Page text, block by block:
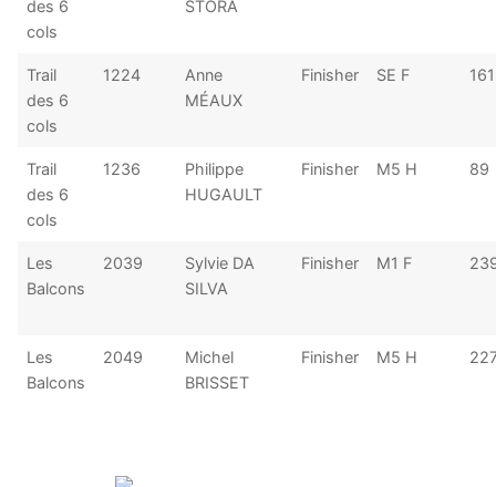
des 6
cols
STORA
Trail
des 6
cols
1224
Anne
MÉAUX
Finisher SE F 161
Trail
des 6
cols
1236
Philippe
HUGAULT
Finisher M5 H 89
Les
Balcons
2039
Sylvie DA
SILVA
Finisher M1 F
Les
Balcons
2049
Michel
BRISSET
Finisher M5 H